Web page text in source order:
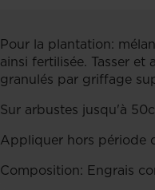
Pour la plantation:
ainsi fertilisée. Tasser
granulés par griffage
Sur arbustes jusqu'à
Appliquer hors période
Composition: Engrais